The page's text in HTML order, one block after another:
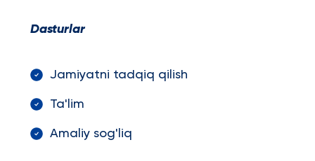
Dasturlar
Jamiyatni tadqiq qilish
Ta'lim
Amaliy sog'liq